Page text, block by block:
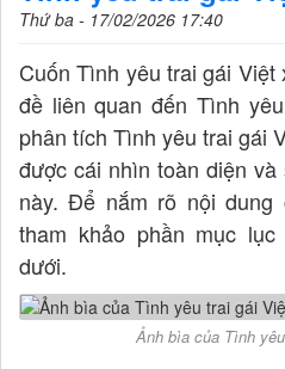
Thứ ba - 17/02/2026 17:40
Cuốn Tình yêu trai gái
đề liên quan đến Tình
phân tích Tình yêu trai gái
được cái nhìn toàn diện
này. Để nắm rõ nội
tham khảo phần mục
dưới.
Ảnh bìa của Tình